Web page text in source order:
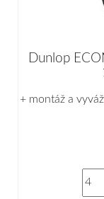
Dunlop
+ montáž a